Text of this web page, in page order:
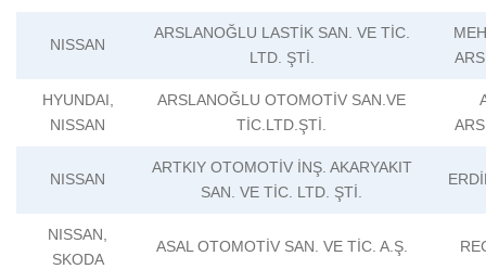
NISSAN
ARSLANOĞLU LASTİK SAN. VE TİC.
LTD. ŞTİ.
HYUNDAI,
NISSAN
ARSLANOĞLU OTOMOTİV SAN.VE
TİC.LTD.ŞTİ.
NISSAN
ARTKIY OTOMOTİV İNŞ. AKARYAKIT
SAN. VE TİC. LTD. ŞTİ.
NISSAN,
SKODA
ASAL OTOMOTİV SAN. VE TİC. A.Ş.